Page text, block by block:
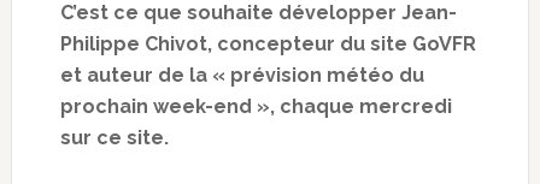
C’est ce que souhaite développer Jean-
Philippe Chivot, concepteur du site GoVFR
et auteur de la « prévision météo du
prochain week-end », chaque mercredi
sur ce site.